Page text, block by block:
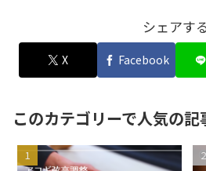
シェアす
X Facebook
このカテゴリーで人気の記